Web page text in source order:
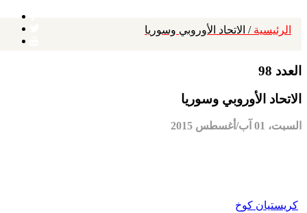
الرئيسية / الاتحاد الأوروبي وسوريا
العدد 98
الاتحاد الأوروبي وسوريا
السبت، 01 آب/أغسطس 2015
كريستيان كوخ